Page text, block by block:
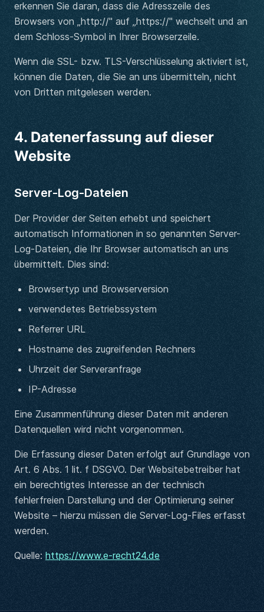
erkennen Sie daran, dass die Adresszeile des
Browsers von „http://" auf „https://" wechselt und an
dem Schloss-Symbol in Ihrer Browserzeile.
Wenn die SSL- bzw. TLS-Verschlüsselung aktiviert ist,
können die Daten, die Sie an uns übermitteln, nicht
von Dritten mitgelesen werden.
4. Datenerfassung auf dieser
Website
Server-Log-Dateien
Der Provider der Seiten erhebt und speichert
automatisch Informationen in so genannten Server-
Log-Dateien, die Ihr Browser automatisch an uns
übermittelt. Dies sind:
Browsertyp und Browserversion
verwendetes Betriebssystem
Referrer URL
Hostname des zugreifenden Rechners
Uhrzeit der Serveranfrage
IP-Adresse
Eine Zusammenführung dieser Daten mit anderen
Datenquellen wird nicht vorgenommen.
Die Erfassung dieser Daten erfolgt auf Grundlage von
Art. 6 Abs. 1 lit. f DSGVO. Der Websitebetreiber hat
ein berechtigtes Interesse an der technisch
fehlerfreien Darstellung und der Optimierung seiner
Website – hierzu müssen die Server-Log-Files erfasst
werden.
Quelle: https://www.e-recht24.de